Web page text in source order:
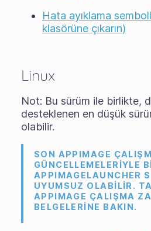
Hata ayıklama
klasörüne çıkarın)
Linux
Not: Bu sürüm ile birlikte,
desteklenen en düşük
olabilir.
SON APPIMAGE
GÜNCELLEMELERIYLE
APPIMAGELAUNCHER
UYUMSUZ OLABILIR.
APPIMAGE ÇALIŞMA
BELGELERINE BAKIN.